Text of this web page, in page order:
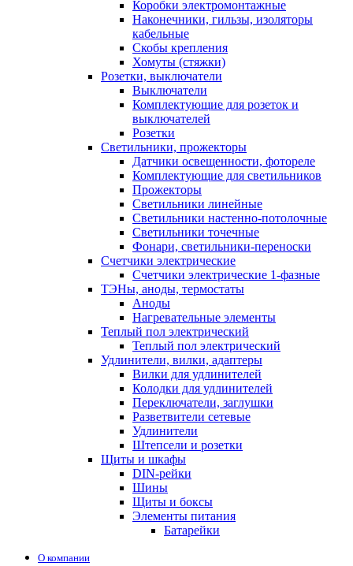
Коробки электромонтажные
Наконечники, гильзы, изоляторы
кабельные
Скобы крепления
Хомуты (стяжки)
Розетки, выключатели
Выключатели
Комплектующие для розеток и
выключателей
Розетки
Светильники, прожекторы
Датчики освещенности, фотореле
Комплектующие для светильников
Прожекторы
Светильники линейные
Светильники настенно-потолочные
Светильники точечные
Фонари, светильники-переноски
Счетчики электрические
Счетчики электрические 1-фазные
ТЭНы, аноды, термостаты
Аноды
Нагревательные элементы
Теплый пол электрический
Теплый пол электрический
Удлинители, вилки, адаптеры
Вилки для удлинителей
Колодки для удлинителей
Переключатели, заглушки
Разветвители сетевые
Удлинители
Штепсели и розетки
Щиты и шкафы
DIN-рейки
Шины
Щиты и боксы
Элементы питания
Батарейки
О компании